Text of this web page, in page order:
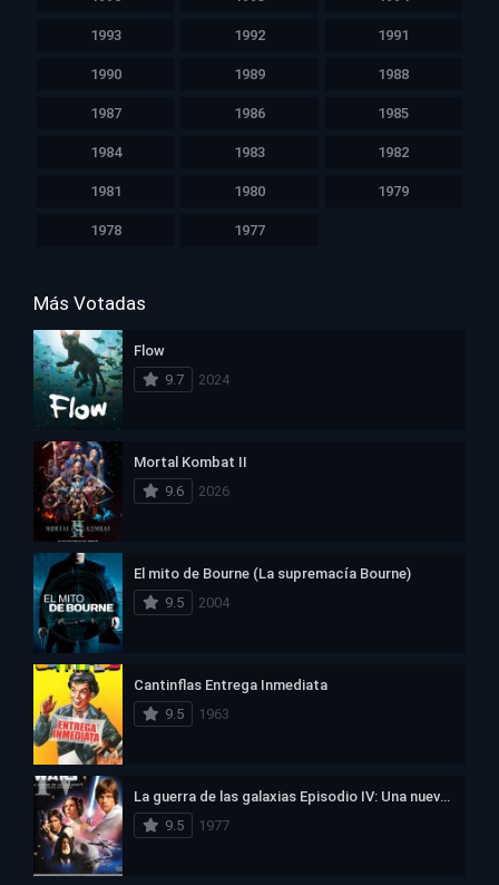
1993 1992 1991
1990 1989 1988
1987 1986 1985
1984 1983 1982
1981 1980 1979
1978 1977
Más Votadas
Flow
9.7
2024
Mortal Kombat II
9.6
2026
El mito de Bourne (La supremacía Bourne)
9.5
2004
Cantinflas Entrega Inmediata
9.5
1963
La guerra de las galaxias Episodio IV: Una nueva esperanza
9.5
1977